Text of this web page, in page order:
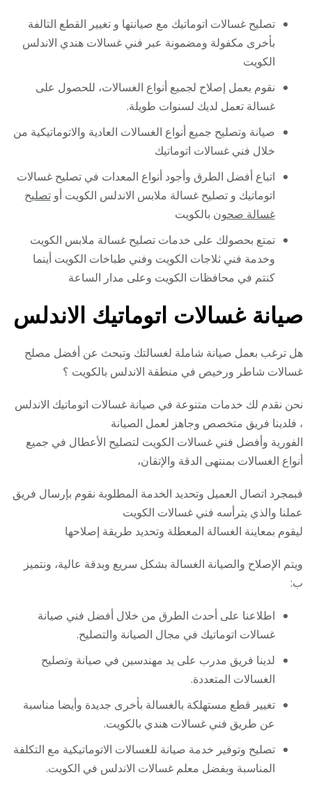
تصليح غسالات اتوماتيك مع صيانتها و تغيير القطع التالفة
بأخرى مكفولة ومضمونة عبر فني غسالات هندي الاندلس
الكويت
نقوم بعمل إصلاح لجميع أنواع الغسالات، للحصول على
غسالة تعمل لديك لسنوات طويلة.
صيانة وتصليح جميع أنواع الغسالات العادية والاتوماتيكية من
خلال فني غسالات اتوماتيك
اتباع أفضل الطرق وأجود أنواع المعدات في تصليح غسالات
اتوماتيك و تصليح غسالة ملابس الاندلس الكويت أوتصليح
غسالة صحون بالكويت
تمتع بحصولك على خدمات تصليح غسالة ملابس الكويت
وخدمة فني ثلاجات الكويت وفني طباخات الكويت أينما
كنتم في محافظات الكويت وعلى مدار الساعة
صيانة غسالات اتوماتيك الاندلس
هل ترغب بعمل صيانة شاملة لغسالتك وتبحث عن أفضل مصلح
غسالات شاطر ورخيص في منطقة الاندلس بالكويت ؟
نحن نقدم لك خدمات متنوعة في صيانة غسالات اتوماتيك الاندلس
، فلدينا فريق متخصص وجاهز لعمل الصيانة
الفورية وأفضل فني غسالات الكويت لتصليح الأعطال في جميع
أنواع الغسالات بمنتهى الدقة والإتقان،
فبمجرد اتصال العميل وتحديد الخدمة المطلوبة نقوم بإرسال فريق
عملنا والذي يترأسه فني غسالات الكويت
ليقوم بمعاينة الغسالة المعطلة وتحديد طريقة إصلاحها
ويتم الإصلاح والصيانة الغسالة بشكل سريع وبدقة عالية، ونتميز
ب:
اطلاعنا على أحدث الطرق من خلال أفضل فني صيانة
غسالات اتوماتيك في مجال الصيانة والتصليح.
لدينا فريق مدرب على يد مهندسين في صيانة وتصليح
الغسالات المتعددة.
تغيير قطع مستهلكة بالغسالة بأخرى جديدة وأيضا مناسبة
عن طريق فني غسالات هندي بالكويت.
تصليح وتوفير خدمة صيانة للغسالات الاتوماتيكية مع التكلفة
المناسبة وبفضل معلم غسالات الاندلس في الكويت.